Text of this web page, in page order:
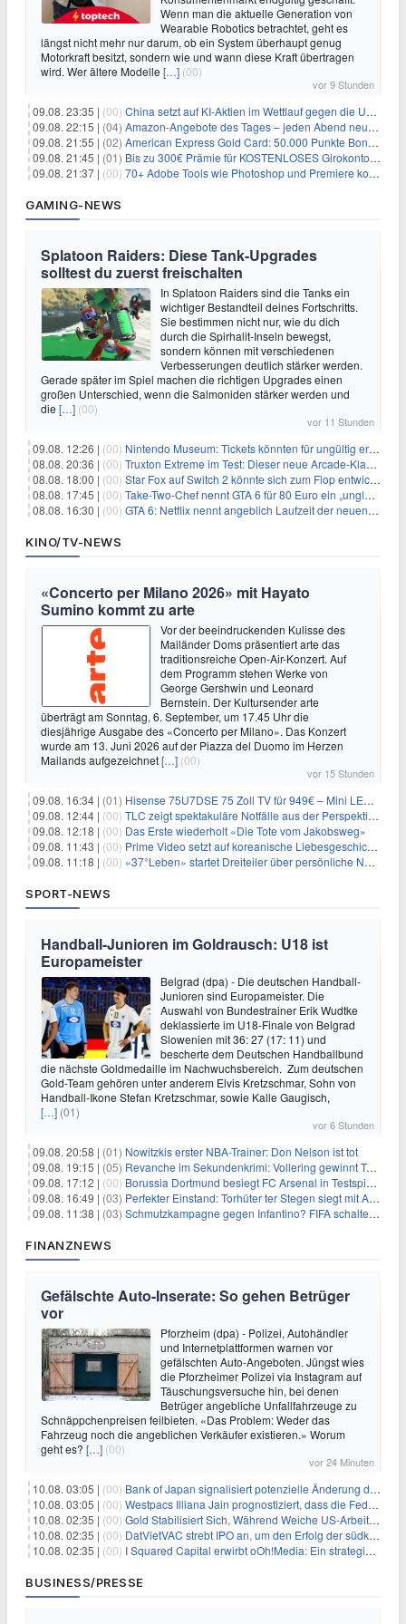
Wenn man die aktuelle Generation von
Wearable Robotics betrachtet, geht es
längst nicht mehr nur darum, ob ein System überhaupt genug
Motorkraft besitzt, sondern wie und wann diese Kraft übertragen
wird. Wer ältere Modelle […] (00)
vor 9 Stunden
09.08. 23:35 | (00) China setzt auf KI-Aktien im Wettlauf gegen die USA um Chip- und Technologiedominanz
09.08. 22:15 | (04) Amazon-Angebote des Tages – jeden Abend neue Deals zum Stöbern
09.08. 21:55 | (02) American Express Gold Card: 50.000 Punkte Bonus + Metall-Kreditkarte
09.08. 21:45 | (01) Bis zu 300€ Prämie für KOSTENLOSES Girokonto bei der Santander – 50€ schon nach 1 Woche!
09.08. 21:37 | (00) 70+ Adobe Tools wie Photoshop und Premiere kostenlos in ChatGPT
GAMING-NEWS
Splatoon Raiders: Diese Tank-Upgrades
solltest du zuerst freischalten
In Splatoon Raiders sind die Tanks ein
wichtiger Bestandteil deines Fortschritts.
Sie bestimmen nicht nur, wie du dich
durch die Spirhalit-Inseln bewegst,
sondern können mit verschiedenen
Verbesserungen deutlich stärker werden.
Gerade später im Spiel machen die richtigen Upgrades einen
großen Unterschied, wenn die Salmoniden stärker werden und
die […] (00)
vor 11 Stunden
09.08. 12:26 | (00) Nintendo Museum: Tickets könnten für ungültig erklärt werden!
08.08. 20:36 | (00) Truxton Extreme im Test: Dieser neue Arcade-Klassiker verzeiht dir gar nichts
08.08. 18:00 | (00) Star Fox auf Switch 2 könnte sich zum Flop entwickeln
08.08. 17:45 | (00) Take-Two-Chef nennt GTA 6 für 80 Euro ein „unglaubliches Schnäppchen“
08.08. 16:30 | (00) GTA 6: Netflix nennt angeblich Laufzeit der neuen Gameplay-Präsentation
KINO/TV-NEWS
«Concerto per Milano 2026» mit Hayato
Sumino kommt zu arte
Vor der beeindruckenden Kulisse des
Mailänder Doms präsentiert arte das
traditionsreiche Open-Air-Konzert. Auf
dem Programm stehen Werke von
George Gershwin und Leonard
Bernstein. Der Kultursender arte
überträgt am Sonntag, 6. September, um 17.45 Uhr die
diesjährige Ausgabe des «Concerto per Milano». Das Konzert
wurde am 13. Juni 2026 auf der Piazza del Duomo im Herzen
Mailands aufgezeichnet[…] (00)
vor 15 Stunden
09.08. 16:34 | (01) Hisense 75U7DSE 75 Zoll TV für 949€ – Mini LED, 144Hz, 2026
09.08. 12:44 | (00) TLC zeigt spektakuläre Notfälle aus der Perspektive der Patienten
09.08. 12:18 | (00) Das Erste wiederholt «Die Tote vom Jakobsweg»
09.08. 11:43 | (00) Prime Video setzt auf koreanische Liebesgeschichte
09.08. 11:18 | (00) «37°Leben» startet Dreiteiler über persönliche Neuanfänge
SPORT-NEWS
Handball-Junioren im Goldrausch: U18 ist
Europameister
Belgrad (dpa) - Die deutschen Handball-
Junioren sind Europameister. Die
Auswahl von Bundestrainer Erik Wudtke
deklassierte im U18-Finale von Belgrad
Slowenien mit 36: 27 (17: 11) und
bescherte dem Deutschen Handballbund
die nächste Goldmedaille im Nachwuchsbereich. Zum deutschen
Gold-Team gehören unter anderem Elvis Kretzschmar, Sohn von
Handball-Ikone Stefan Kretzschmar, sowie Kalle Gaugisch,
[…] (01)
vor 6 Stunden
09.08. 20:58 | (01) Nowitzkis erster NBA-Trainer: Don Nelson ist tot
09.08. 19:15 | (05) Revanche im Sekundenkrimi: Vollering gewinnt Tour
09.08. 17:12 | (00) Borussia Dortmund besiegt FC Arsenal in Testspiel mit 3:2
09.08. 16:49 | (03) Perfekter Einstand: Torhüter ter Stegen siegt mit Ajax
09.08. 11:38 | (03) Schmutzkampagne gegen Infantino? FIFA schaltet auf Angriff
FINANZNEWS
Gefälschte Auto-Inserate: So gehen Betrüger
vor
Pforzheim (dpa) - Polizei, Autohändler
und Internetplattformen warnen vor
gefälschten Auto-Angeboten. Jüngst wies
die Pforzheimer Polizei via Instagram auf
Täuschungsversuche hin, bei denen
Betrüger angebliche Unfallfahrzeuge zu
Schnäppchenpreisen feilbieten. «Das Problem: Weder das
Fahrzeug noch die angeblichen Verkäufer existieren.» Worum
geht es? […] (00)
vor 24 Minuten
10.08. 03:05 | (00) Bank of Japan signalisiert potenzielle Änderung der Zinspolitik angesichts von Inflationsbedenken
10.08. 03:05 | (00) Westpacs Illiana Jain prognostiziert, dass die Fed die Zinssätze nach dem Arbeitsmarktbericht stabil halten wird
10.08. 02:35 | (00) Gold Stabilisiert Sich, Während Weiche US-Arbeitsmarktdaten Zinsängste Lindern
10.08. 02:35 | (00) DatVietVAC strebt IPO an, um den Erfolg der südkoreanischen Unterhaltungsindustrie nachzuahmen
10.08. 02:35 | (00) I Squared Capital erwirbt oOh!Media: Ein strategischer Schritt in der Außenwerbung
BUSINESS/PRESSE